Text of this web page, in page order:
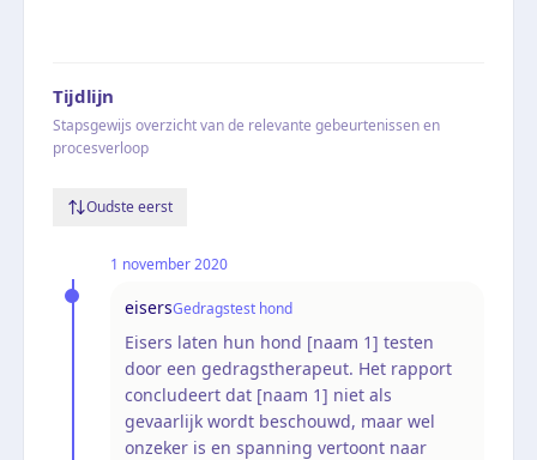
Tijdlijn
Stapsgewijs overzicht van de relevante gebeurtenissen en
procesverloop
Oudste eerst
1 november 2020
eisersGedragstest hond
Eisers laten hun hond [naam 1] testen
door een gedragstherapeut. Het rapport
concludeert dat [naam 1] niet als
gevaarlijk wordt beschouwd, maar wel
onzeker is en spanning vertoont naar